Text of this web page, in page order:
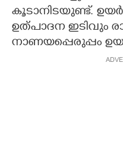
കൂടാനിടയുണ്ട്.
ഉത്പാദന ഇടിവും
നാണയപ്പെരുപ്പം